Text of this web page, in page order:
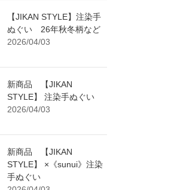
【JIKAN STYLE】注染手
ぬぐい 26年秋冬柄など
2026/04/03
新商品 【JIKAN
STYLE】 注染手ぬぐい
2026/04/03
新商品 【JIKAN
STYLE】 ×《sunui》注染
手ぬぐい